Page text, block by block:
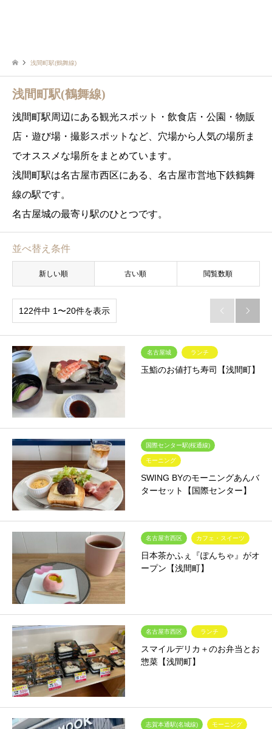
浅間町駅(鶴舞線)
浅間町駅(鶴舞線)
浅間町駅周辺にある観光スポット・飲食店・公園・物販
店・遊び場・撮影スポットなど、穴場から人気の場所ま
でオススメな場所をまとめています。
浅間町駅は名古屋市西区にある、名古屋市営地下鉄鶴舞
線の駅です。
名古屋城の最寄り駅のひとつです。
並べ替え条件
新しい順 古い順 閲覧数順
122件中 1〜20件を表示  
名古屋城 ランチ
玉鮨のお値打ち寿司【浅間町】
国際センター駅(桜通線)
モーニング
SWING BYのモーニングあんバ
ターセット【国際センター】
名古屋市西区 カフェ・スイーツ
日本茶かふぇ『ぽんちゃ』がオ
ープン【浅間町】
名古屋市西区 ランチ
スマイルデリカ＋のお弁当とお
惣菜【浅間町】
志賀本通駅(名城線) モーニング